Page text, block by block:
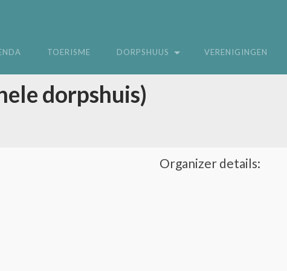
TOERISME DORPSHUUS VERENIGINGEN
dorpshuis)
Organizer details: